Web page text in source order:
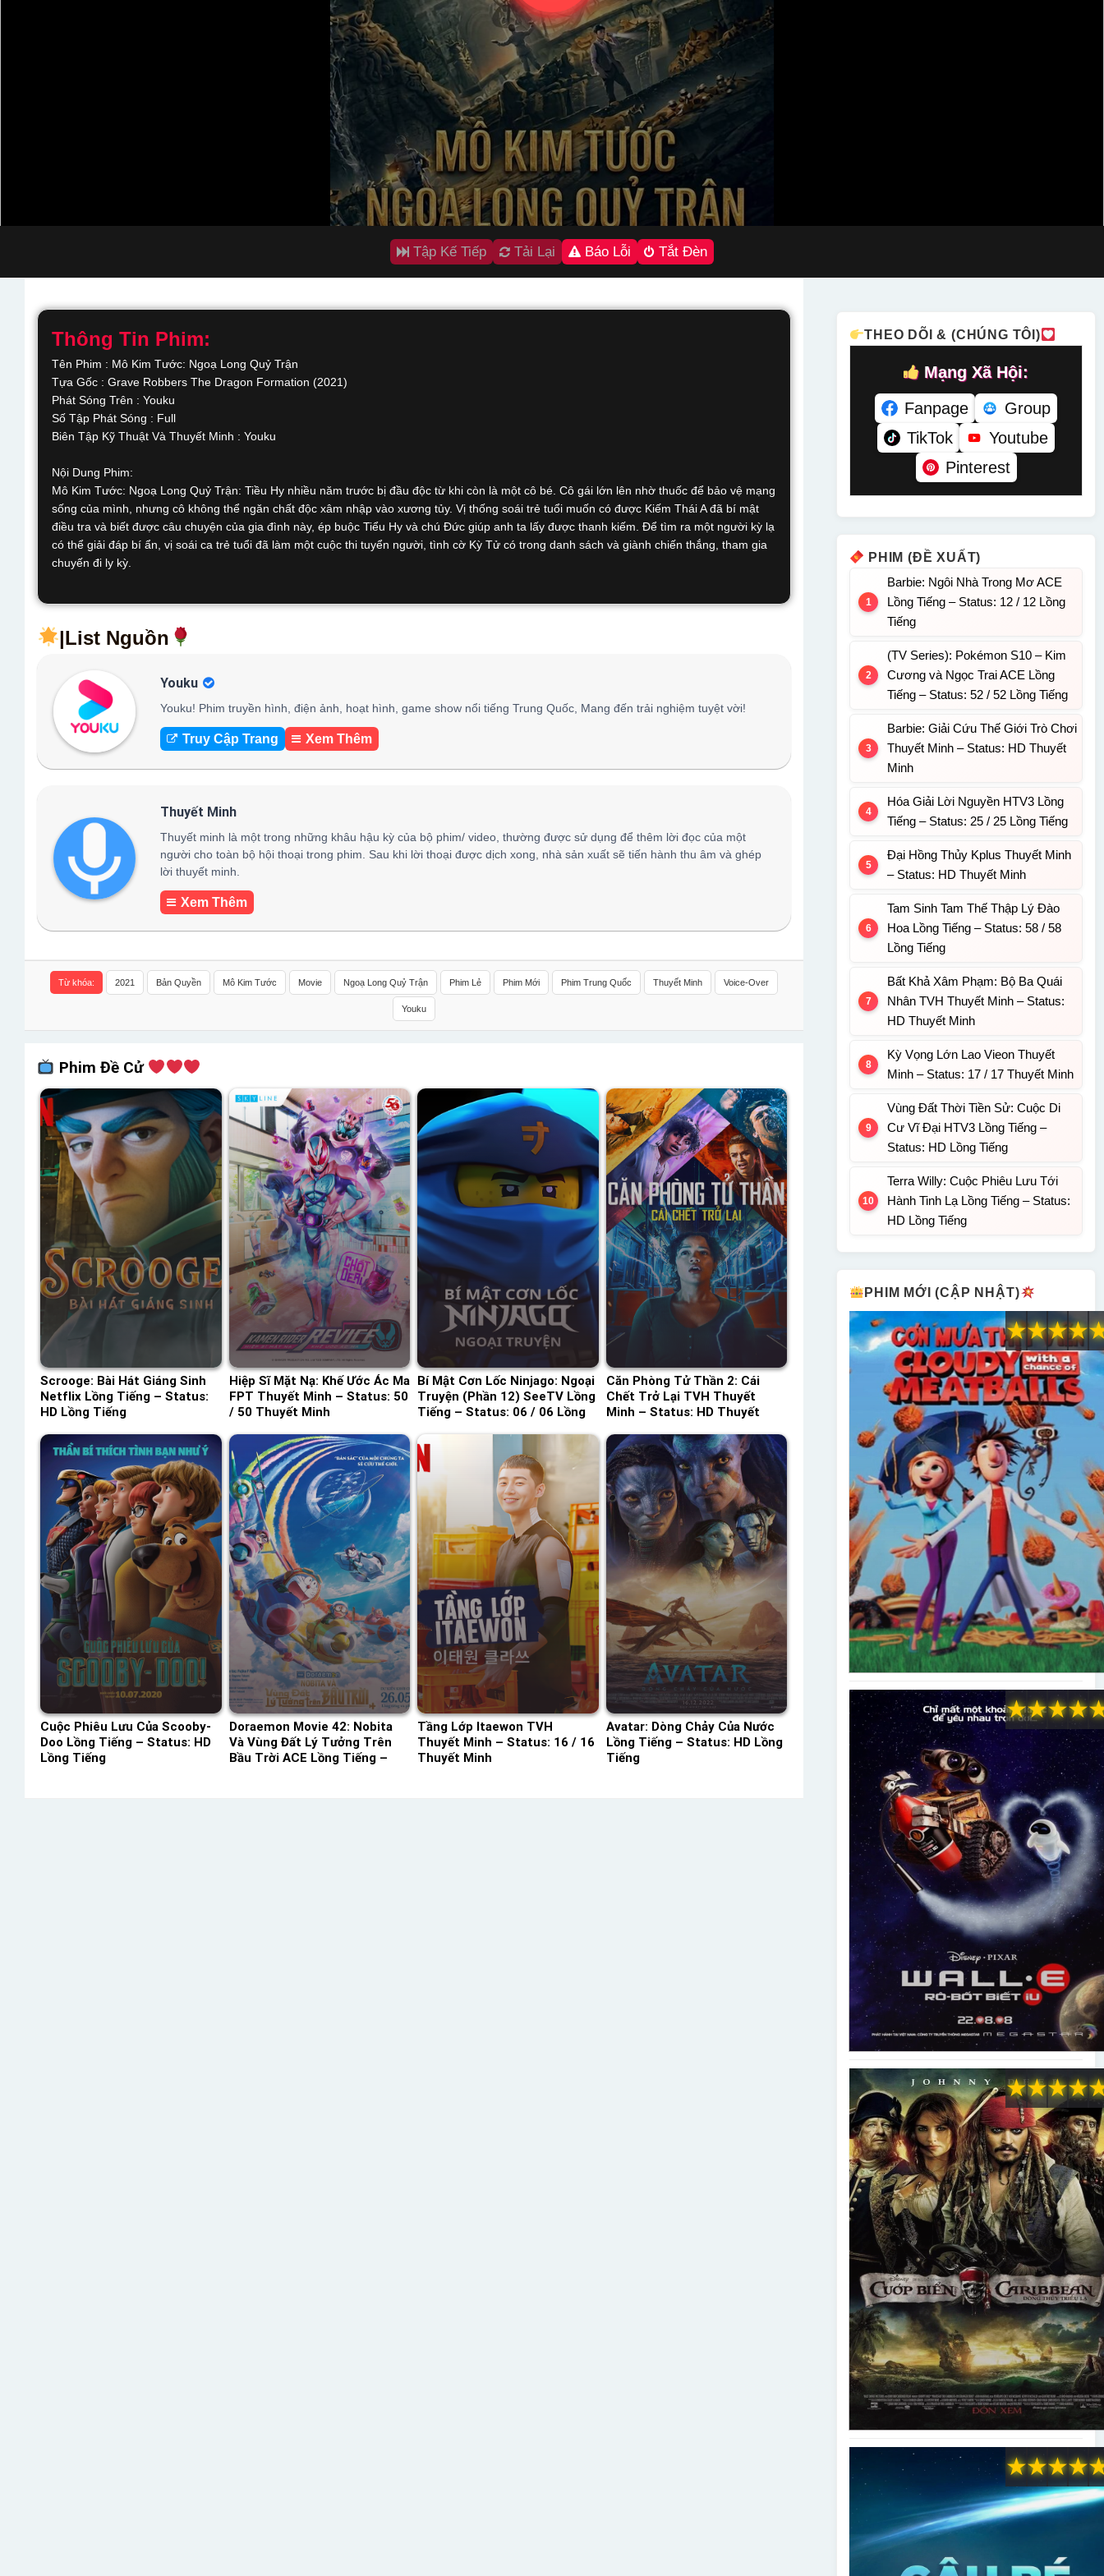
Tập Kế Tiếp Tải Lại Báo Lỗi Tắt Đèn
Thông Tin Phim:
Tên Phim : Mô Kim Tước: Ngoạ Long Quỷ Trận
Tựa Gốc : Grave Robbers The Dragon Formation (2021)
Phát Sóng Trên : Youku
Số Tập Phát Sóng : Full
Biên Tập Kỹ Thuật Và Thuyết Minh : Youku
Nội Dung Phim:
Mô Kim Tước: Ngoạ Long Quỷ Trận: Tiều Hy nhiều năm trước bị đầu độc từ khi còn là một cô bé. Cô gái lớn lên nhờ thuốc để bảo vệ mạng
sống của mình, nhưng cô không thể ngăn chất độc xâm nhập vào xương tủy. Vị thống soái trẻ tuổi muốn có được Kiếm Thái A đã bí mật
điều tra và biết được câu chuyện của gia đình này, ép buộc Tiểu Hy và chú Đức giúp anh ta lấy được thanh kiếm. Để tìm ra một người kỳ lạ
có thể giải đáp bí ẩn, vị soái ca trẻ tuổi đã làm một cuộc thi tuyển người, tình cờ Kỳ Tử có trong danh sách và giành chiến thắng, tham gia
chuyến đi ly kỳ.
|List Nguồn
Youku
Youku! Phim truyền hình, điện ảnh, hoạt hình, game show nổi tiếng Trung Quốc, Mang đến trải nghiệm tuyệt vời!
Truy Cập Trang Xem Thêm
Thuyết Minh
Thuyết minh là một trong những khâu hậu kỳ của bộ phim/ video, thường được sử dụng để thêm lời đọc của một
người cho toàn bộ hội thoại trong phim. Sau khi lời thoại được dịch xong, nhà sản xuất sẽ tiến hành thu âm và ghép
lời thuyết minh.
Xem Thêm
Từ khóa: 2021 Bản Quyền Mô Kim Tước Movie Ngoạ Long Quỷ Trận Phim Lẻ Phim Mới Phim Trung Quốc Thuyết Minh Voice-Over
Youku
Phim Đề Cử
Scrooge: Bài Hát Giáng Sinh
Netflix Lồng Tiếng – Status:
HD Lồng Tiếng
Hiệp Sĩ Mặt Nạ: Khế Ước Ác Ma
FPT Thuyết Minh – Status: 50
/ 50 Thuyết Minh
Bí Mật Cơn Lốc Ninjago: Ngoại
Truyện (Phần 12) SeeTV Lồng
Tiếng – Status: 06 / 06 Lồng
Căn Phòng Tử Thần 2: Cái
Chết Trở Lại TVH Thuyết
Minh – Status: HD Thuyết
Cuộc Phiêu Lưu Của Scooby-
Doo Lồng Tiếng – Status: HD
Lồng Tiếng
Doraemon Movie 42: Nobita
Và Vùng Đất Lý Tưởng Trên
Bầu Trời ACE Lồng Tiếng –
Tầng Lớp Itaewon TVH
Thuyết Minh – Status: 16 / 16
Thuyết Minh
Avatar: Dòng Chảy Của Nước
Lồng Tiếng – Status: HD Lồng
Tiếng
THEO DÕI & (CHÚNG TÔI)
Mạng Xã Hội:
Fanpage
Group
TikTok
Youtube
Pinterest
PHIM (ĐỀ XUẤT)
Barbie: Ngôi Nhà Trong Mơ ACE
Lồng Tiếng – Status: 12 / 12 Lồng
Tiếng
(TV Series): Pokémon S10 – Kim
Cương và Ngọc Trai ACE Lồng
Tiếng – Status: 52 / 52 Lồng Tiếng
Barbie: Giải Cứu Thế Giới Trò Chơi
Thuyết Minh – Status: HD Thuyết
Minh
Hóa Giải Lời Nguyền HTV3 Lồng
Tiếng – Status: 25 / 25 Lồng Tiếng
Đại Hồng Thủy Kplus Thuyết Minh
– Status: HD Thuyết Minh
Tam Sinh Tam Thế Thập Lý Đào
Hoa Lồng Tiếng – Status: 58 / 58
Lồng Tiếng
Bất Khả Xâm Phạm: Bộ Ba Quái
Nhân TVH Thuyết Minh – Status:
HD Thuyết Minh
Kỳ Vọng Lớn Lao Vieon Thuyết
Minh – Status: 17 / 17 Thuyết Minh
Vùng Đất Thời Tiền Sử: Cuộc Di
Cư Vĩ Đại HTV3 Lồng Tiếng –
Status: HD Lồng Tiếng
Terra Willy: Cuộc Phiêu Lưu Tới
Hành Tinh Lạ Lồng Tiếng – Status:
HD Lồng Tiếng
PHIM MỚI (CẬP NHẬT)
★
★
★
★
★
★
★
★
★
★
★
★
★
★
★
★